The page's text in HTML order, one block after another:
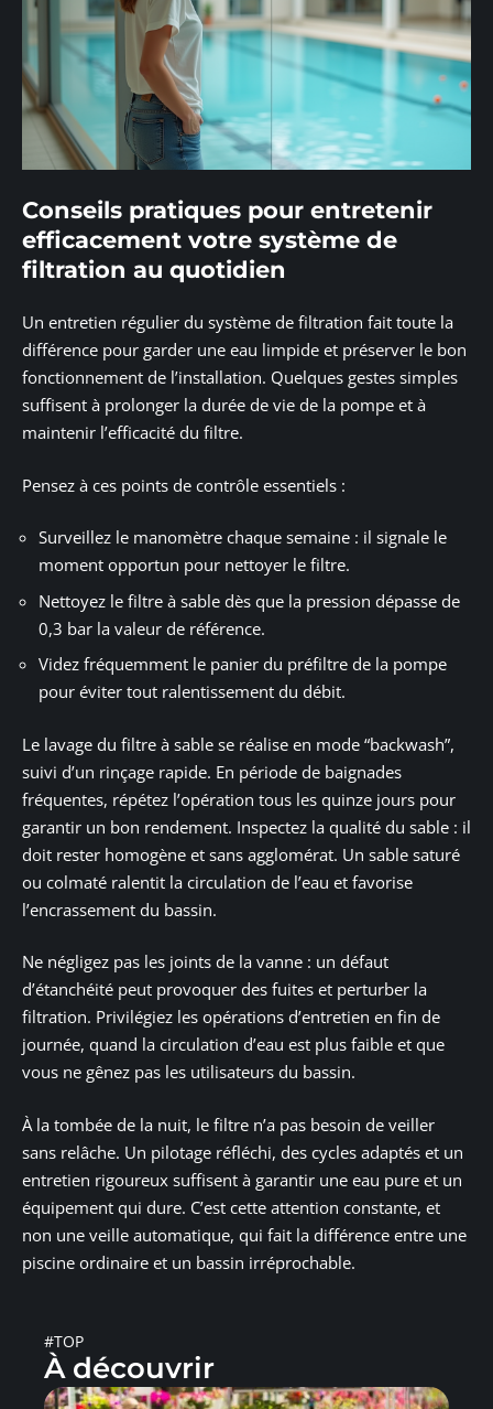
Conseils pratiques pour entretenir
efficacement votre système de
filtration au quotidien
Un entretien régulier du système de filtration fait toute la
différence pour garder une eau limpide et préserver le bon
fonctionnement de l’installation. Quelques gestes simples
suffisent à prolonger la durée de vie de la pompe et à
maintenir l’efficacité du filtre.
Pensez à ces points de contrôle essentiels :
Surveillez le manomètre chaque semaine : il signale le
moment opportun pour nettoyer le filtre.
Nettoyez le filtre à sable dès que la pression dépasse de
0,3 bar la valeur de référence.
Videz fréquemment le panier du préfiltre de la pompe
pour éviter tout ralentissement du débit.
Le lavage du filtre à sable se réalise en mode “backwash”,
suivi d’un rinçage rapide. En période de baignades
fréquentes, répétez l’opération tous les quinze jours pour
garantir un bon rendement. Inspectez la qualité du sable : il
doit rester homogène et sans agglomérat. Un sable saturé
ou colmaté ralentit la circulation de l’eau et favorise
l’encrassement du bassin.
Ne négligez pas les joints de la vanne : un défaut
d’étanchéité peut provoquer des fuites et perturber la
filtration. Privilégiez les opérations d’entretien en fin de
journée, quand la circulation d’eau est plus faible et que
vous ne gênez pas les utilisateurs du bassin.
À la tombée de la nuit, le filtre n’a pas besoin de veiller
sans relâche. Un pilotage réfléchi, des cycles adaptés et un
entretien rigoureux suffisent à garantir une eau pure et un
équipement qui dure. C’est cette attention constante, et
non une veille automatique, qui fait la différence entre une
piscine ordinaire et un bassin irréprochable.
#TOP
À découvrir